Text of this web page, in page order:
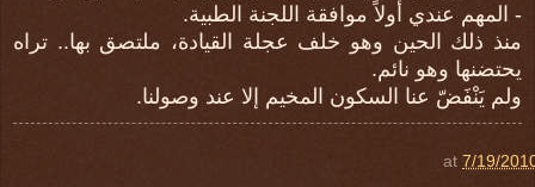
- المهم عندي أولاً موافقة اللجنة الطبية.
منذ ذلك الحين وهو خلف عجلة القيادة، ملتصق بها.. تراه
يحتضنها وهو نائم.
ولم يَنْفَضّ عنا السكون المخيم إلا عند وصولنا.
at7/19/